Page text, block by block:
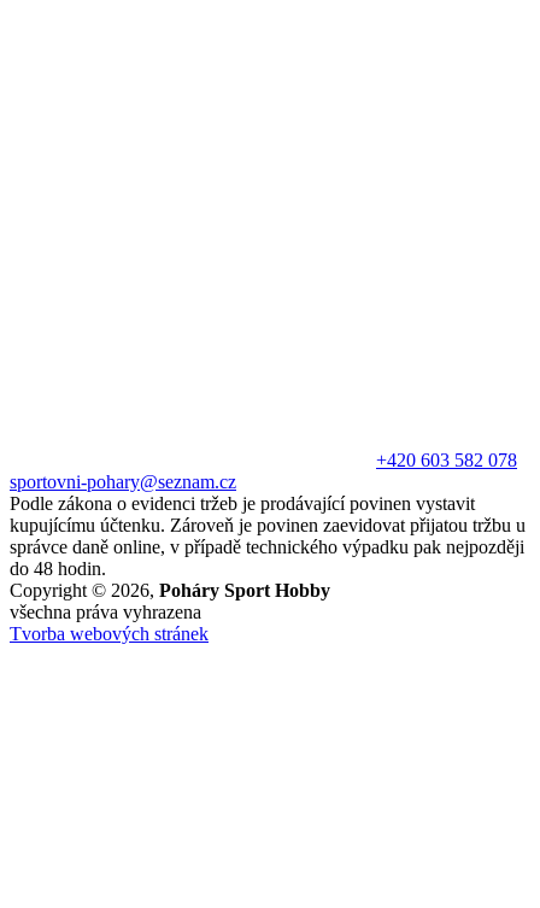
+420 603 582 078
sportovni-pohary@seznam.cz
Podle zákona o evidenci tržeb je prodávající povinen vystavit
kupujícímu účtenku. Zároveň je povinen zaevidovat přijatou tržbu u
správce daně online, v případě technického výpadku pak nejpozději
do 48 hodin.
Copyright © 2026, Poháry Sport Hobby
všechna práva vyhrazena
Tvorba webových stránek